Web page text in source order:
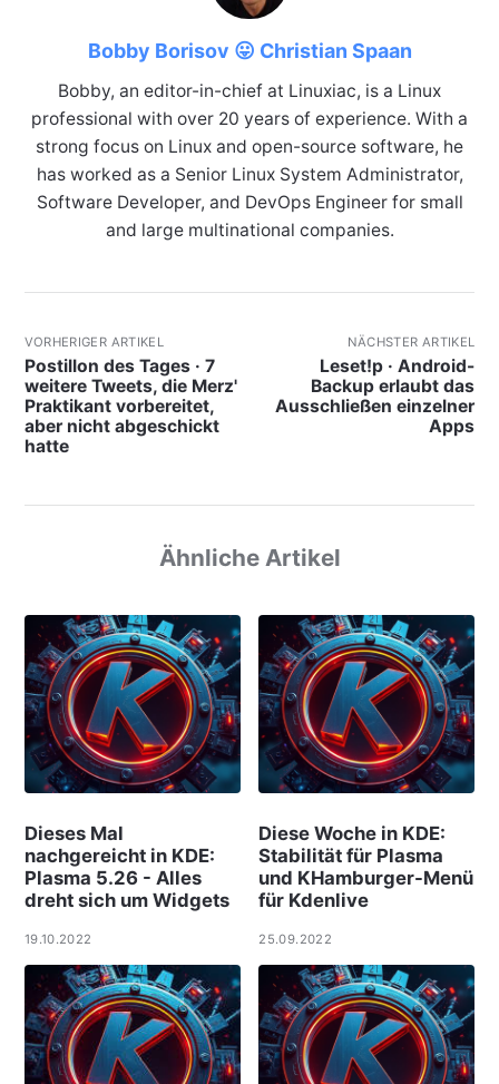
Bobby Borisov 😛 Christian Spaan
Bobby, an editor-in-chief at Linuxiac, is a Linux
professional with over 20 years of experience. With a
strong focus on Linux and open-source software, he
has worked as a Senior Linux System Administrator,
Software Developer, and DevOps Engineer for small
and large multinational companies.
VORHERIGER ARTIKEL
Postillon des Tages · 7
weitere Tweets, die Merz'
Praktikant vorbereitet,
aber nicht abgeschickt
hatte
NÄCHSTER ARTIKEL
Leset!p · Android-
Backup erlaubt das
Ausschließen einzelner
Apps
Ähnliche Artikel
Dieses Mal
nachgereicht in KDE:
Plasma 5.26 - Alles
dreht sich um Widgets
19.10.2022
Diese Woche in KDE:
Stabilität für Plasma
und KHamburger-Menü
für Kdenlive
25.09.2022